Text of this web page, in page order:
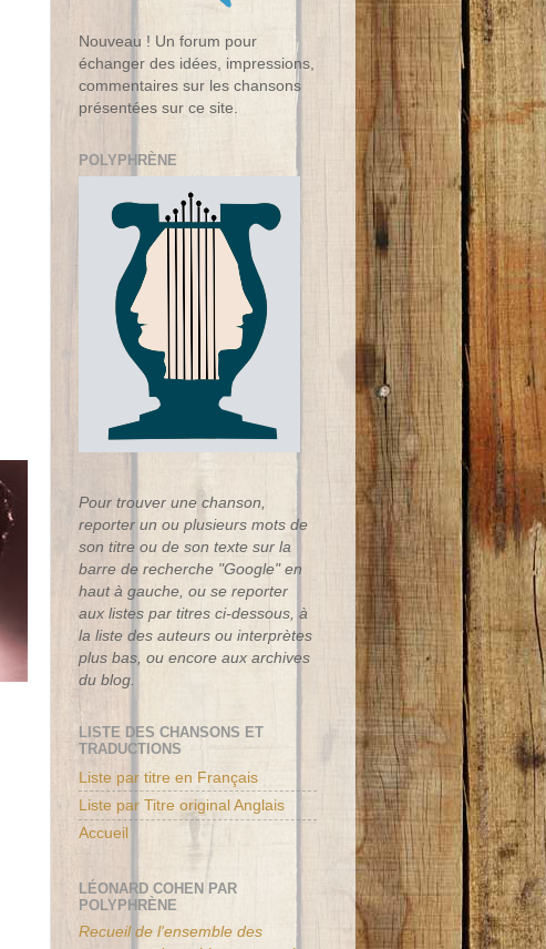
Nouveau ! Un forum pour
échanger des idées, impressions,
commentaires sur les chansons
présentées sur ce site.
POLYPHRÈNE
Pour trouver une chanson,
reporter un ou plusieurs mots de
son titre ou de son texte sur la
barre de recherche "Google" en
haut à gauche, ou se reporter
aux listes par titres ci-dessous, à
la liste des auteurs ou interprètes
plus bas, ou encore aux archives
du blog.
LISTE DES CHANSONS ET
TRADUCTIONS
Liste par titre en Français
Liste par Titre original Anglais
Accueil
LÉONARD COHEN PAR
POLYPHRÈNE
Recueil de l'ensemble des